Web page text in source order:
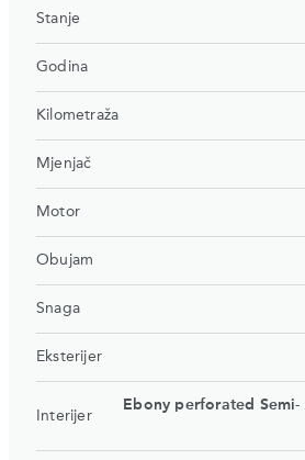
Stanje
Godina
Kilometraža
Mjenjač
Motor
Obujam
Snaga
Eksterijer
Interijer
Ebony perforated